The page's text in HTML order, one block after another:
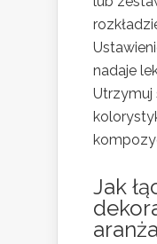
nadaje
Utrzymuj
Jak